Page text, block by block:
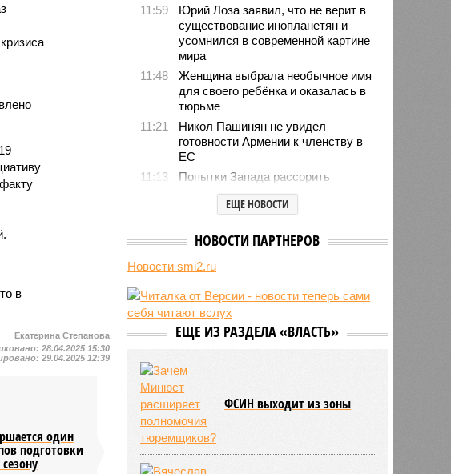
в
Екатерина Степанова
28.04.2025 15:30
29.04.2025 12:39
один
подготовки
11:59
Юрий Лоза заявил, что не верит в
существование инопланетян и
усомнился в современной картине
мира
11:48
Женщина выбрала необычное имя
для своего ребёнка и оказалась в
тюрьме
11:21
Никол Пашинян не увидел
готовности Армении к членству в
ЕС
11:13
Попытки Запада рассорить
Москву и Астану назвали
бесперспективными
опроверг слова министра обороны
США запретили приходить на
пляж после драки
10:33
Аргентина и Мексика поддержали
Инфантино после его промаха с
10:28
Крупнейшие финансовые
компании США на Уолл-стрит
подверглись массированной
кибератаке
ЕЩЕ НОВОСТИ
НОВОСТИ ПАРТНЕРОВ
Новости smi2.ru
ЕЩЕ ИЗ РАЗДЕЛА «ВЛАСТЬ»
ФСИН выходит из зоны